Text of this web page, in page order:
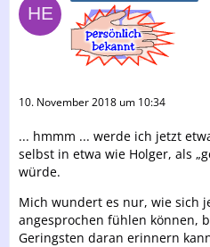
10. November 2018 um 10:34
... hmmm ... werde ich jetzt
selbst in etwa wie Holger, als
würde.
Mich wundert es nur, wie sich
angesprochen fühlen können,
Geringsten daran erinnern